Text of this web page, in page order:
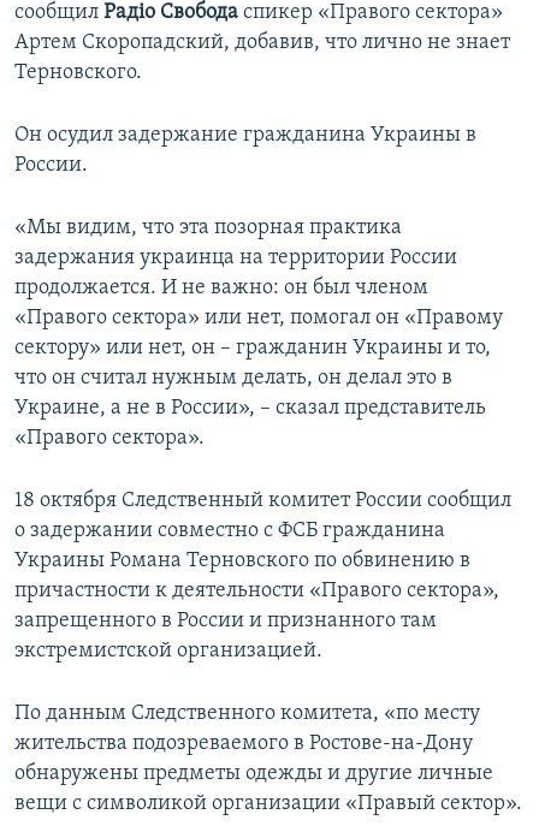
сообщил Радіо Свобода спикер «Правого сектора»
Артем Скоропадский, добавив, что лично не знает
Терновского.
Он осудил задержание гражданина Украины в
России.
«Мы видим, что эта позорная практика
задержания украинца на территории России
продолжается. И не важно: он был членом
«Правого сектора» или нет, помогал он «Правому
сектору» или нет, он – гражданин Украины и то,
что он считал нужным делать, он делал это в
Украине, а не в России», – сказал представитель
«Правого сектора».
18 октября Следственный комитет России сообщил
о задержании совместно с ФСБ гражданина
Украины Романа Терновского по обвинению в
причастности к деятельности «Правого сектора»,
запрещенного в России и признанного там
экстремистской организацией.
По данным Следственного комитета, «по месту
жительства подозреваемого в Ростове-на-Дону
обнаружены предметы одежды и другие личные
вещи с символикой организации «Правый сектор».